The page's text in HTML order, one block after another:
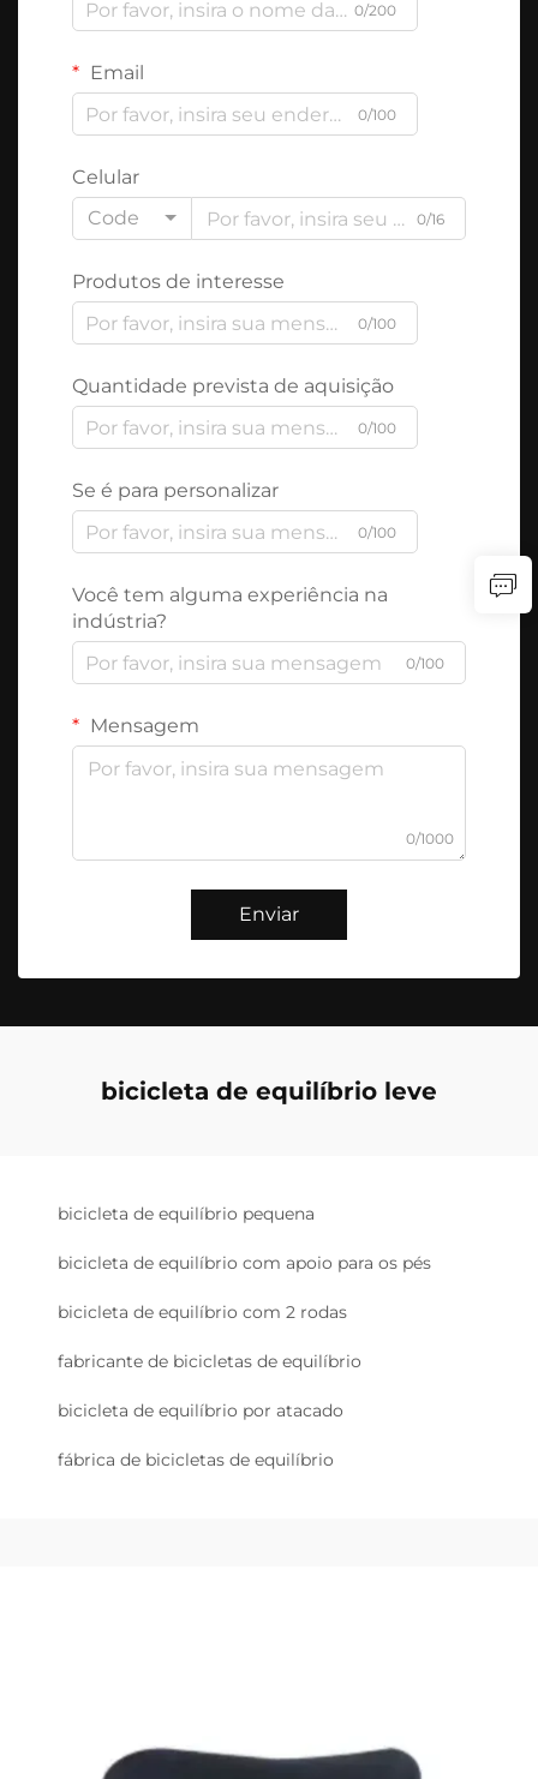
0/200
Email
0/100
Celular
Code
0/16
Produtos de interesse
0/100
Quantidade prevista de aquisição
0/100
Se é para personalizar
0/100
Você tem alguma experiência na
indústria?
0/100
Mensagem
0/1000
Enviar
bicicleta de equilíbrio leve
bicicleta de equilíbrio pequena
bicicleta de equilíbrio com apoio para os pés
bicicleta de equilíbrio com 2 rodas
fabricante de bicicletas de equilíbrio
bicicleta de equilíbrio por atacado
fábrica de bicicletas de equilíbrio